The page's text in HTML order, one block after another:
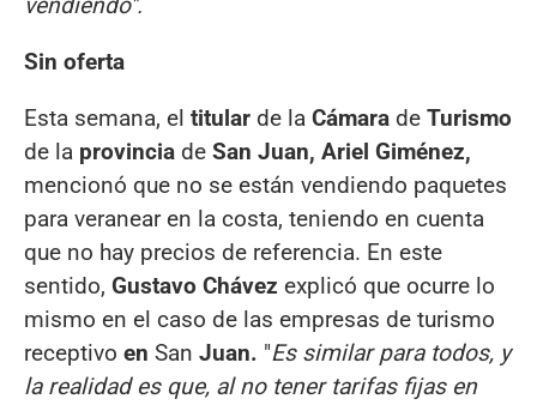
Sin oferta
Esta semana, el titular de la Cámara de Turismo
de la provincia de San Juan, Ariel Giménez,
mencionó que no se están vendiendo paquetes
para veranear en la costa, teniendo en cuenta
que no hay precios de referencia. En este
sentido, Gustavo Chávez explicó que ocurre lo
mismo en el caso de las empresas de turismo
receptivo en San Juan. "Es similar para todos, y
la realidad es que, al no tener tarifas fijas en